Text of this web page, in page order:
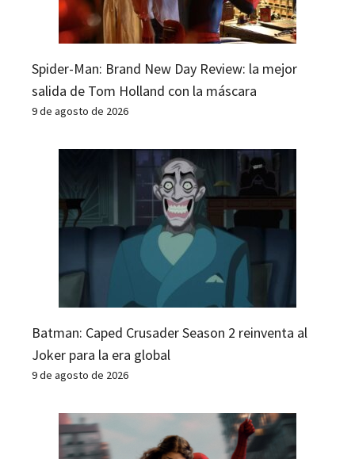
Spider-Man: Brand New Day Review: la mejor
salida de Tom Holland con la máscara
9 de agosto de 2026
Batman: Caped Crusader Season 2 reinventa al
Joker para la era global
9 de agosto de 2026